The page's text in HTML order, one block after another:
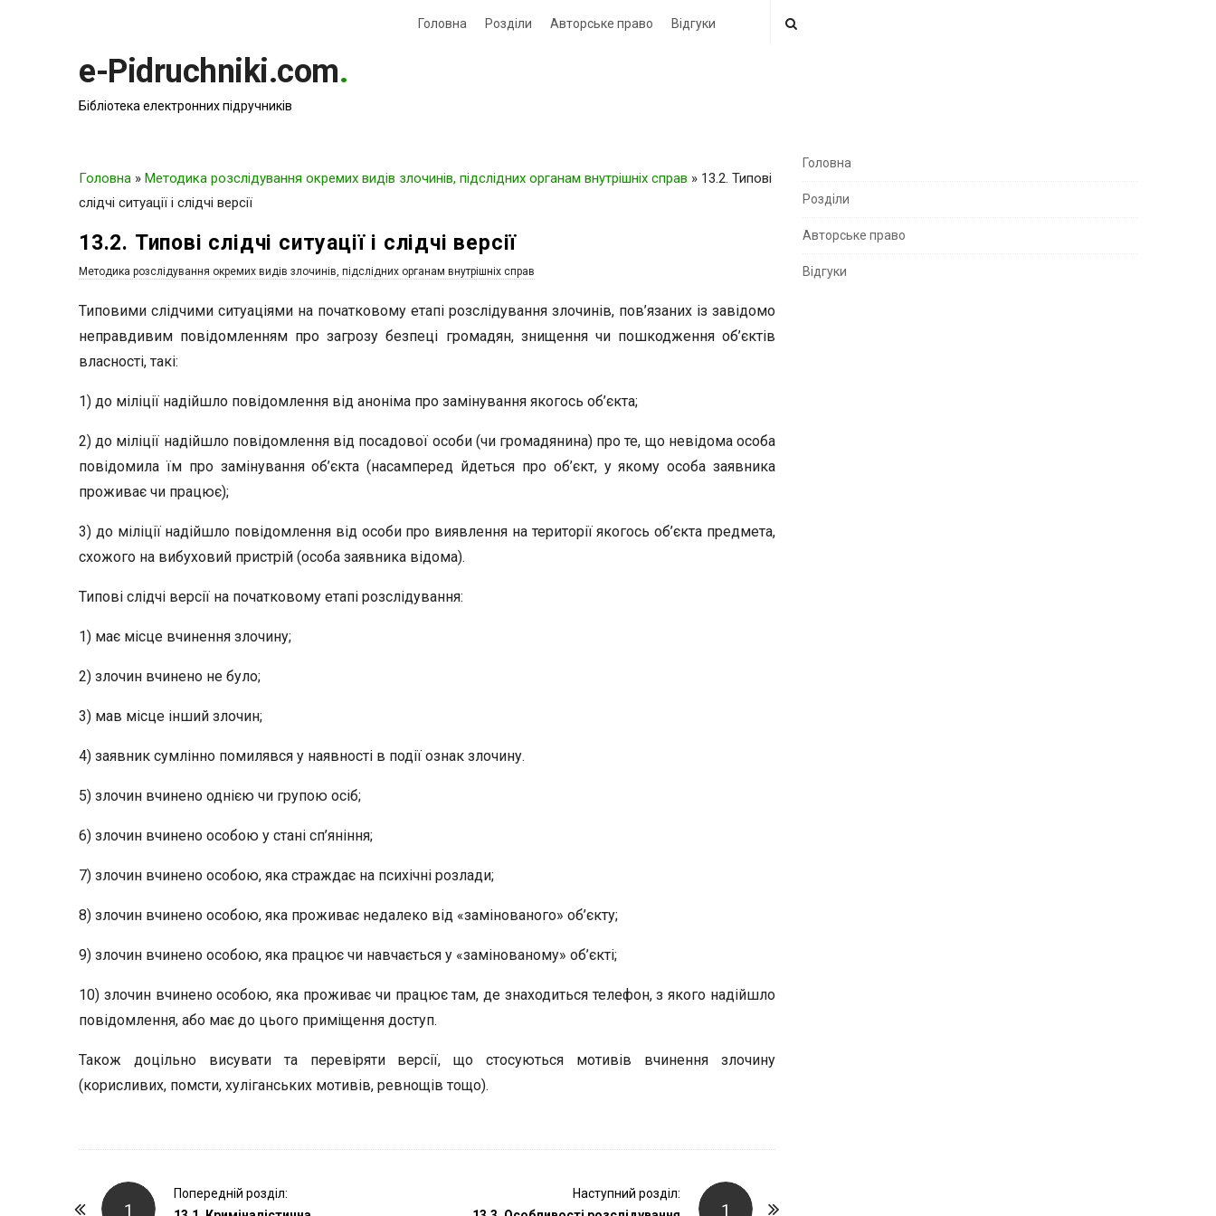
Головна Розділи Авторське право Відгуки
e-Pidruchniki.com.
Бібліотека електронних підручників
Головна » Методика розслідування окремих видів злочинів, підслідних органам внутрішніх справ » 13.2. Типові
слідчі ситуації і слідчі версії
13.2. Типові слідчі ситуації і слідчі версії
Методика розслідування окремих видів злочинів, підслідних органам внутрішніх справ
Типовими слідчими ситуаціями на початковому етапі розслідування злочинів, пов’язаних із завідомо
неправдивим повідомленням про загрозу безпеці громадян, знищення чи пошкодження об’єктів
власності, такі:
1) до міліції надійшло повідомлення від аноніма про замінування якогось об’єкта;
2) до міліції надійшло повідомлення від посадової особи (чи громадянина) про те, що невідома особа
повідомила їм про замінування об’єкта (насамперед йдеться про об’єкт, у якому особа заявника
проживає чи працює);
3) до міліції надійшло повідомлення від особи про виявлення на території якогось об’єкта предмета,
схожого на вибуховий пристрій (особа заявника відома).
Типові слідчі версії на початковому етапі розслідування:
1) має місце вчинення злочину;
2) злочин вчинено не було;
3) мав місце інший злочин;
4) заявник сумлінно помилявся у наявності в події ознак злочину.
5) злочин вчинено однією чи групою осіб;
6) злочин вчинено особою у стані сп’яніння;
7) злочин вчинено особою, яка страждає на психічні розлади;
8) злочин вчинено особою, яка проживає недалеко від «замінованого» об’єкту;
9) злочин вчинено особою, яка працює чи навчається у «замінованому» об’єкті;
10) злочин вчинено особою, яка проживає чи працює там, де знаходиться телефон, з якого надійшло
повідомлення, або має до цього приміщення доступ.
Також доцільно висувати та перевіряти версії, що стосуються мотивів вчинення злочину
(корисливих, помсти, хуліганських мотивів, ревнощів тощо).
1
Попередній розділ:
1
Наступний розділ:
S
e
S
Головна
Розділи
Авторське право
Відгуки